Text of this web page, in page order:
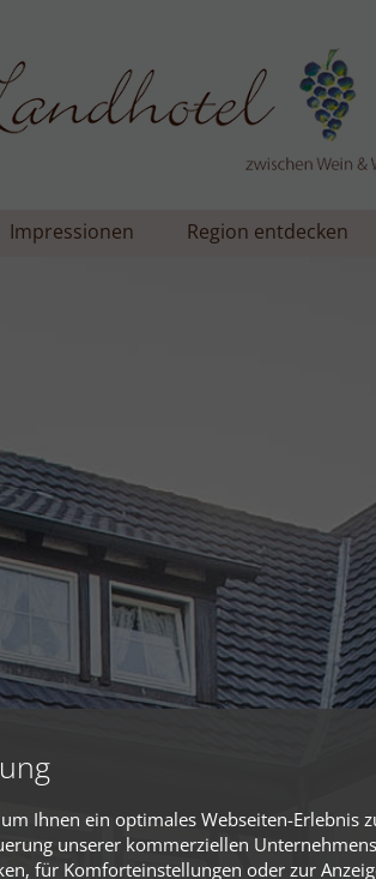
Impressionen Region entdecken
Ihnen ein optimales Webseiten-Erlebnis
unserer kommerziellen
für Komforteinstellungen oder zur